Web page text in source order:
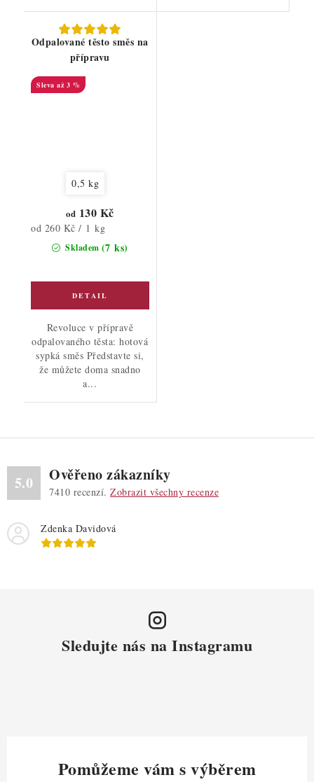
Odpalované těsto směs na
přípravu
až 3 %
0,5 kg
Skladem (7 ks)
od 130 Kč
Měrná
od 260 Kč / 1 kg
Revoluce v přípravě
odpalovaného těsta: hotová
sypká směs Představte si,
že můžete doma snadno
a...
5.0 Ověřeno zákazníky
7410 recenzí. Zobrazit všechny recenze
Zdenka Davidová
Sledujte nás na Instagramu
Pomůžeme vám s výběrem